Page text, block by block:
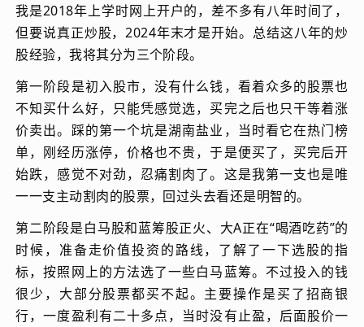
我是2018年上学时网上开户的，差不多有八年时间了，
但要说真正炒股，2024年末才是开始。总结这八年的炒
股经验，我将其分为三个阶段。
第一阶段是初入股市，没有什么钱，看着众多的股票也
不知买什么好，只能凭感觉选，买完之后也只干等着涨
价卖出。踩的第一个坑是湖南盐业，当时看它在热门榜
单，刚经历涨停，价格也不贵，于是便买了，买完后开
始跌，感觉不对劲，忍痛割肉了。这是我第一支也是唯
一一支主动割肉的股票，回过头去看还是明智的。
第二阶段是白马股和蓝筹股正火、大A正在“喝酒吃药”的
时候，准备走价值投资的路线，了解了一下选股的指
标，按照网上的方法选了一些白马蓝筹。不过投入的钱
很少，大部分股票都买不起。主要操作是买了招商银
行，一度盈利有二十多点，当时没有止盈，后面股价一